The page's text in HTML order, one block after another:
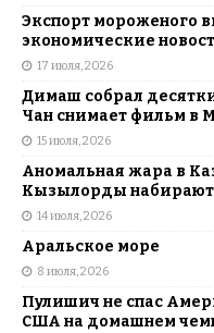
Экспорт мороженого
экономические
17 июля, 2026
Димаш собрал
Чан снимает фильм в
15 июля, 2026
Аномальная жара в
Кызылорды
14 июля, 2026
Аральское море
8 июля, 2026
Пулишич не спас
США на домашнем